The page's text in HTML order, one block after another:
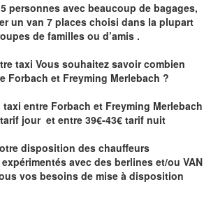
personnes avec beaucoup de bagages,
un van 7 places choisi dans la plupart
de familles ou d’amis .
taxi Vous souhaitez savoircombien
Forbach et Freyming Merlebach ?
taxi entre Forbach et Freyming Merlebach
jour et entre 39€-43€ tarif nuit
disposition des chauffeurs
avec des berlines et/ou VAN
vos besoins de mise à disposition